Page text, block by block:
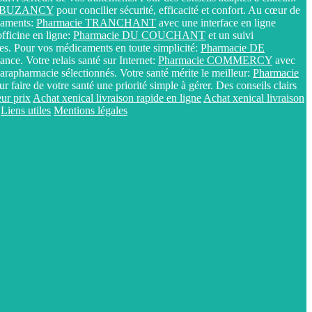
pour concilier sécurité, efficacité et confort. Au cœur de
Pharmacie TRANCHANT avec une interface en ligne
en ligne: Pharmacie DU COUCHANT et un suivi
Pour vos médicaments en toute simplicité: Pharmacie DE
Votre relais santé sur Internet: Pharmacie COMMERCY avec
sélectionnés. Votre santé mérite le meilleur: Pharmacie
faire de votre santé une priorité simple à gérer. Des conseils clairs
prix Achat xenical livraison rapide en ligne Achat xenical livraison
Liens utiles Mentions légales